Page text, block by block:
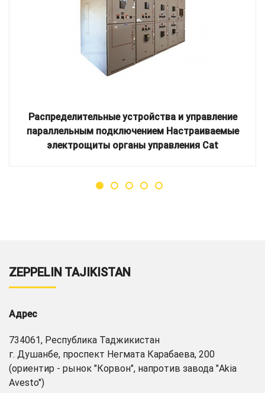
Распределительные устройства и управление
параллельным подключением Настраиваемые
электрощиты органы управления Cat
ZEPPELIN TAJIKISTAN
Адрес
734061, Республика Таджикистан
г. Душанбе, проспект Негмата Карабаева, 200
(ориентир - рынок "Корвон", напротив завода "Akia
Avesto")